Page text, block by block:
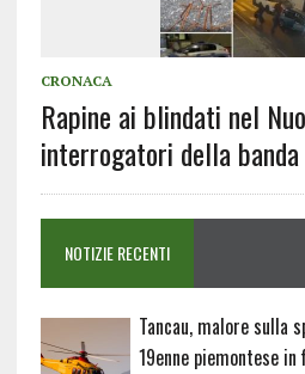
CRONACA
Rapine ai blindati nel
interrogatori della banda
NOTIZIE RECENTI
Tancau, malore sulla
19enne piemontese